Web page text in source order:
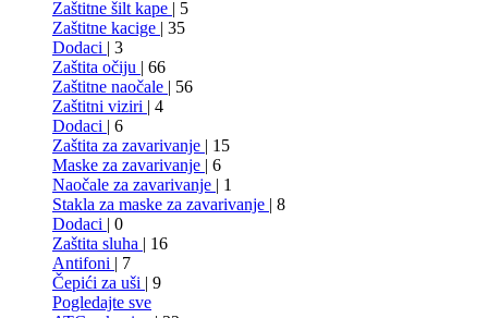
Zaštitne šilt kape | 5
Zaštitne kacige | 35
Dodaci | 3
Zaštita očiju | 66
Zaštitne naočale | 56
Zaštitni viziri | 4
Dodaci | 6
Zaštita za zavarivanje | 15
Maske za zavarivanje | 6
Naočale za zavarivanje | 1
Stakla za maske za zavarivanje | 8
Dodaci | 0
Zaštita sluha | 16
Antifoni | 7
Čepići za uši | 9
Pogledajte sve